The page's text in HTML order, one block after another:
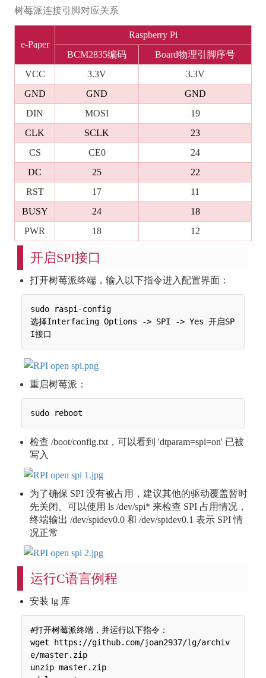
树莓派连接引脚对应关系
e-Paper
Raspberry Pi
BCM2835编码
Board物理引脚序号
VCC
3.3V
3.3V
GND
GND
GND
DIN
MOSI
19
CLK
SCLK
23
CS
CE0
24
DC
25
22
RST
17
11
BUSY
24
18
PWR
18 12
开启SPI接口
打开树莓派终端，输入以下指令进入配置界面：
sudo raspi-config
选择Interfacing Options -> SPI -> Yes 开启SP
重启树莓派：
检查 /boot/config.txt，可以看到 'dtparam=spi=on' 已被
写入
为了确保 SPI 没有被占用，建议其他的驱动覆盖暂时
先关闭。可以使用 ls /dev/spi* 来检查 SPI 占用情况，
终端输出 /dev/spidev0.0 和 /dev/spidev0.1 表示 SPI 情
况正常
运行C语言例程
安装 lg 库
#打开树莓派终端，并运行以下指令：
wget https://github.com/joan2937/lg/archiv
e/master.zip
unzip master.zip